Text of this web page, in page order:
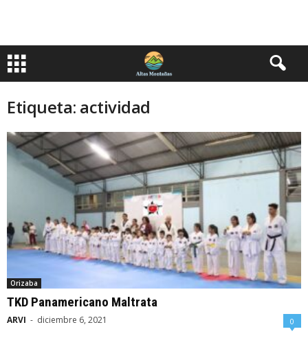
Etiqueta: actividad
Orizaba
TKD Panamericano Maltrata
ARVI - diciembre 6, 2021 0